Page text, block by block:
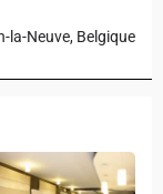
la-Neuve, Belgique